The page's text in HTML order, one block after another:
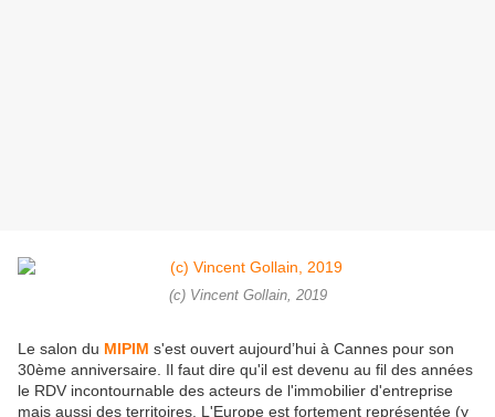
(c) Vincent Gollain, 2019
Le salon du MIPIM s'est ouvert aujourd’hui à Cannes pour son
30ème anniversaire. Il faut dire qu'il est devenu au fil des années
le RDV incontournable des acteurs de l'immobilier d'entreprise
mais aussi des territoires. L'Europe est fortement représentée (y